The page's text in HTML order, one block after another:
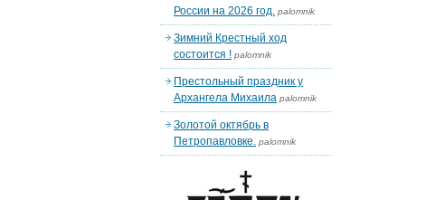
России на 2026 год. palomnik
Зимний Крестный ход
состоится ! palomnik
Престольный праздник у
Архангела Михаила palomnik
Золотой октябрь в
Петропавловке. palomnik